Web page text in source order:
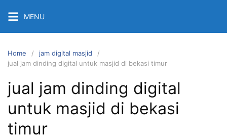
content
MENU
Home
jam digital masjid
jual jam dinding digital untuk masjid di bekasi timur
jual jam dinding digital
untuk masjid di bekasi
timur